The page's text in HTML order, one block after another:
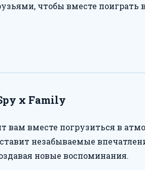
чтобы вместе поиграть
x Family
вам вместе погрузиться в
незабываемые
новые воспоминания.